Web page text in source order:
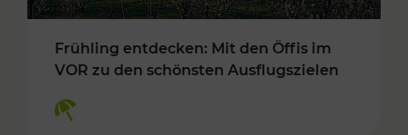
Frühling entdecken: Mit den Öffis im
VOR zu den schönsten Ausflugszielen